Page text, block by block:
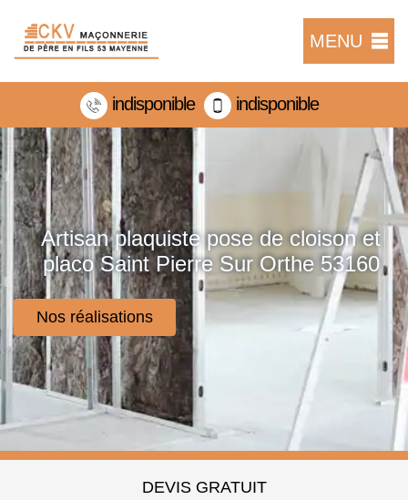
MENU
indisponible indisponible
Artisan plaquiste pose de cloison et
placo Saint Pierre Sur Orthe 53160
Nos réalisations
DEVIS GRATUIT